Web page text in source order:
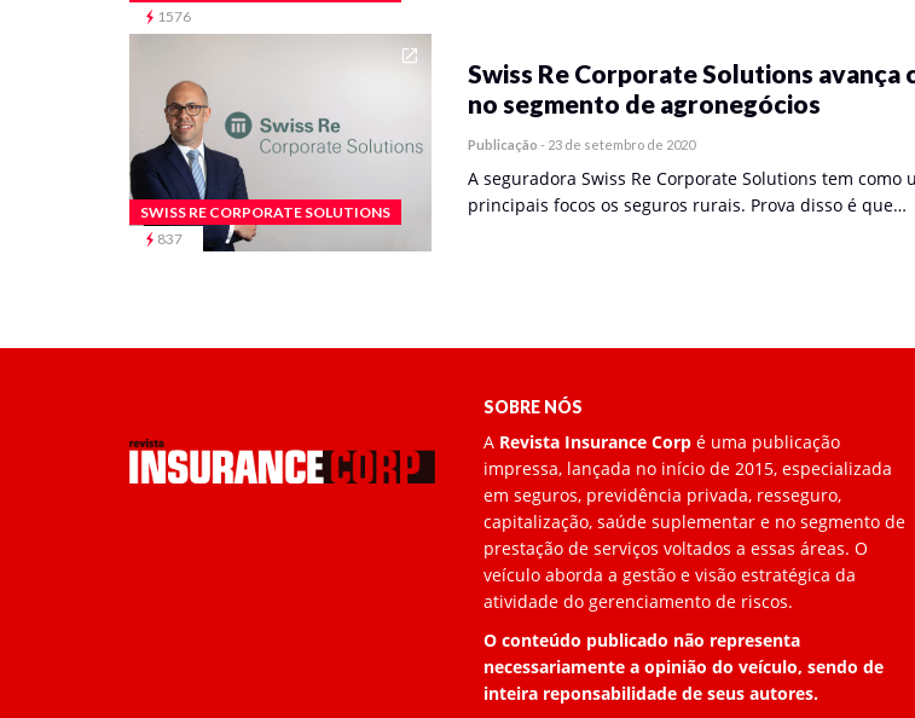
1576
SWISS RE CORPORATE SOLUTIONS
837
Swiss Re Corporate Solutions avança
no segmento de agronegócios
Publicação - 23 de setembro de 2020
A seguradora Swiss Re Corporate Solutions tem como
principais focos os seguros rurais. Prova disso é que…
SOBRE NÓS
A Revista Insurance Corpé uma publicação
impressa, lançada no início de 2015, especializada
em seguros, previdência privada, resseguro,
capitalização, saúde suplementar e no segmento de
prestação de serviços voltados a essas áreas. O
veículo aborda a gestão e visão estratégica da
atividade do gerenciamento de riscos.
O conteúdo publicado não representa
necessariamente a opinião do veículo, sendo de
inteira reponsabilidade de seus autores.